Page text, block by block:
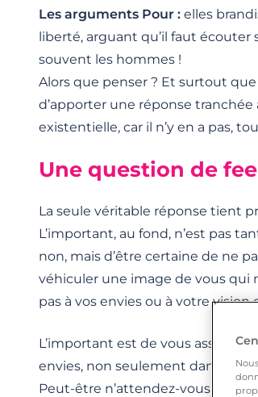
Les arguments Pour : elles
liberté, arguant qu’il faut écouter
souvent les hommes !
Alors que penser ? Et surtout
d’apporter une réponse
existentielle, car il n’y en a pas,
Une question de
La seule véritable réponse tient
L’important, au fond, n’est pas
non, mais d’être certaine de ne
véhiculer une image de vous qui
pas à vos envies ou à votre vision
L’important est de vous assurer
envies, non seulement dans
Peut-être n’attendez-vous rien